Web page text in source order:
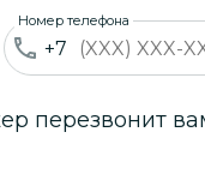
+7
Номер телефона
перезвонит